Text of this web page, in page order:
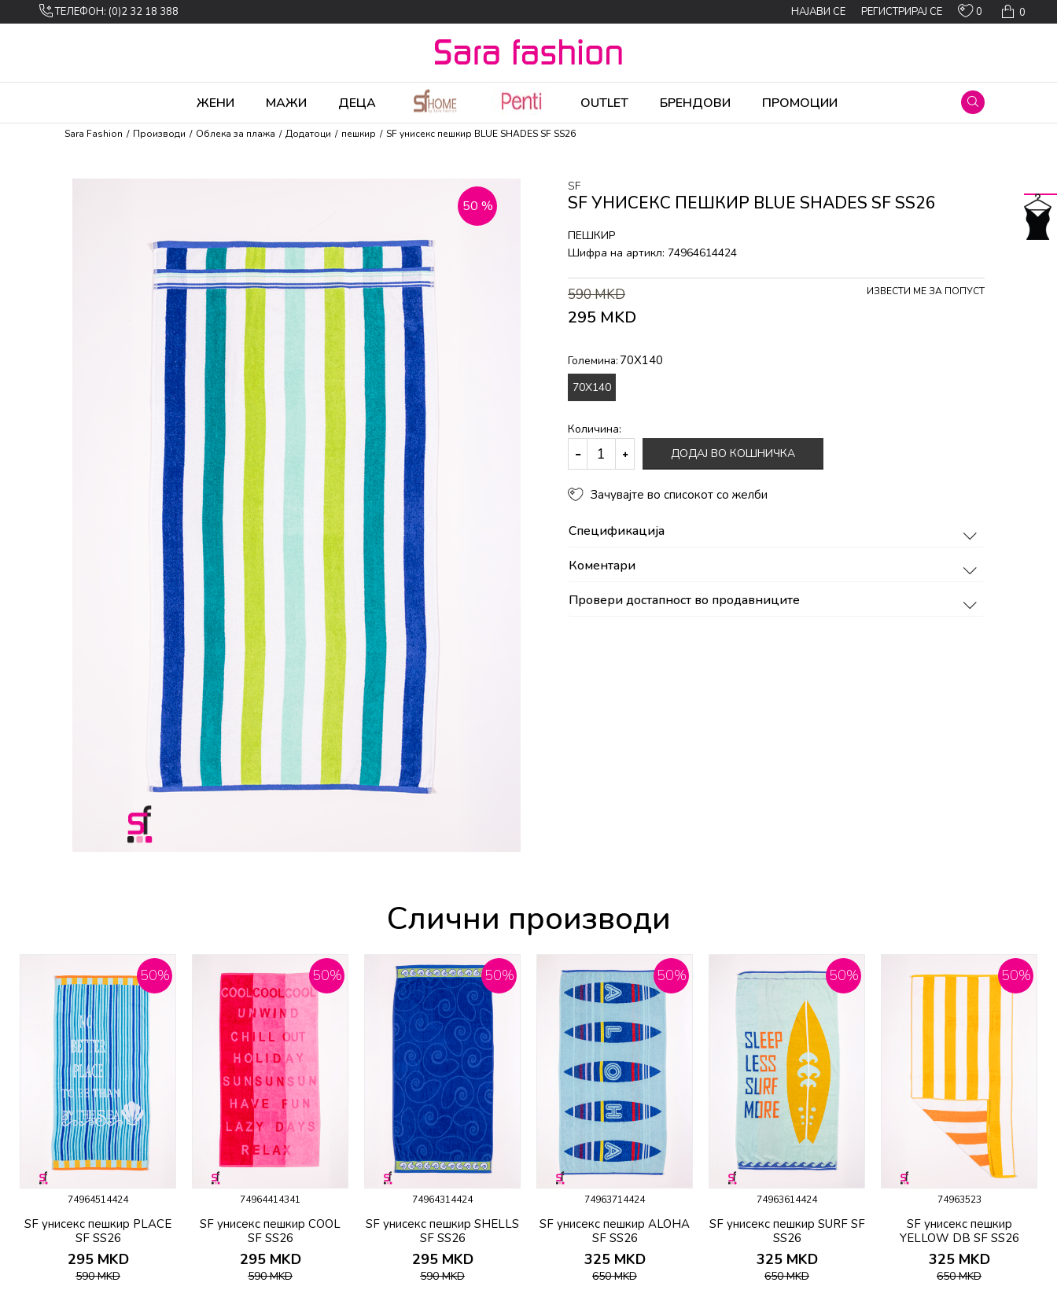
ТЕЛЕФОН: (0)2 32 18 388 0
0
НАЈАВИ СЕ РЕГИСТРИРАЈ СЕ
ЖЕНИ МАЖИ ДЕЦА OUTLET БРЕНДОВИ ПРОМОЦИИ
Sara Fashion Производи Облека за плажа Додатоци пешкир SF унисекс пешкир BLUE SHADES SF SS26
50 %
SF
SF УНИСЕКС ПЕШКИР BLUE SHADES SF SS26
ПЕШКИР
Шифра на артикл: 74964614424
590MKD
295 MKD
ИЗВЕСТИ МЕ ЗА ПОПУСТ
Големина: 70X140
70X140
Количина:
ДОДАЈ ВО КОШНИЧКА
Зачувајте во списокот со желби
Спецификација
Коментари
Провери достапност во продавниците
Слични производи
50%
74964514424
SF унисекс пешкир PLACE
SF SS26
295 MKD
590MKD
50%
74964414341
SF унисекс пешкир COOL
SF SS26
295 MKD
590MKD
50%
74964314424
SF унисекс пешкир SHELLS
SF SS26
295 MKD
590MKD
50%
74963714424
SF унисекс пешкир ALOHA
SF SS26
325 MKD
650MKD
50%
74963614424
SF унисекс пешкир SURF SF
SS26
325 MKD
650MKD
50%
74963523
SF унисекс пешкир
YELLOW DB SF SS26
325 MKD
650MKD